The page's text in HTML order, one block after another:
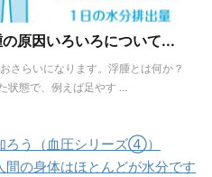
原因いろいろについて...
さらいになります。浮腫とは何か？
状態で、例えば足やす ...
ろう（血圧シリーズ④）
間の身体はほとんどが水分です